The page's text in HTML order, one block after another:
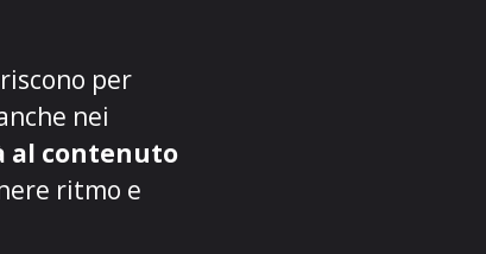
per
nei
al contenuto
ritmo e